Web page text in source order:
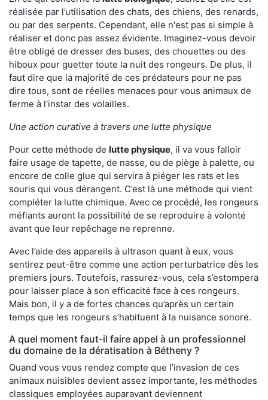
réalisée par l’utilisation des chats, des chiens, des renards,
ou par des serpents. Cependant, elle n'est pas si simple à
réaliser et donc pas assez évidente. Imaginez-vous devoir
être obligé de dresser des buses, des chouettes ou des
hiboux pour guetter toute la nuit des rongeurs. De plus, il
faut dire que la majorité de ces prédateurs pour ne pas
dire tous, sont de réelles menaces pour vous animaux de
ferme à l’instar des volailles.
Une action curative à travers une lutte physique
Pour cette méthode de lutte physique, il va vous falloir
faire usage de tapette, de nasse, ou de piège à palette, ou
encore de colle glue qui servira à piéger les rats et les
souris qui vous dérangent. C’est là une méthode qui vient
compléter la lutte chimique. Avec ce procédé, les rongeurs
méfiants auront la possibilité de se reproduire à volonté
avant que leur repêchage ne reprenne.
Avec l’aide des appareils à ultrason quant à eux, vous
sentirez peut-être comme une action perturbatrice dès les
premiers jours. Toutefois, rassurez-vous, cela s’estompera
pour laisser place à son efficacité face à ces rongeurs.
Mais bon, il y a de fortes chances qu’après un certain
temps que les rongeurs s’habituent à la nuisance sonore.
A quel moment faut-il faire appel à un professionnel
du domaine de la dératisation à Bétheny ?
Quand vous vous rendez compte que l’invasion de ces
animaux nuisibles devient assez importante, les méthodes
classiques employées auparavant deviennent